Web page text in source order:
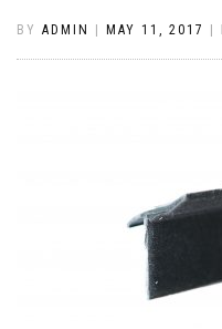
BY ADMIN MAY 11, 2017